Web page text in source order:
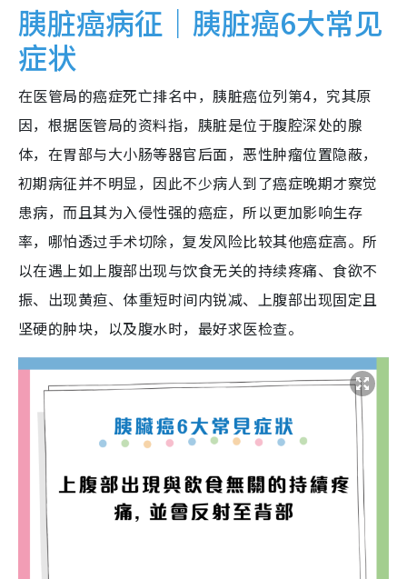
胰脏癌病征｜胰脏癌6大常见
症状
在医管局的癌症死亡排名中，胰脏癌位列第4，究其原
因，根据医管局的资料指，胰脏是位于腹腔深处的腺
体，在胃部与大小肠等器官后面，恶性肿瘤位置隐蔽，
初期病征并不明显，因此不少病人到了癌症晚期才察觉
患病，而且其为入侵性强的癌症，所以更加影响生存
率，哪怕透过手术切除，复发风险比较其他癌症高。所
以在遇上如上腹部出现与饮食无关的持续疼痛、食欲不
振、出现黄疸、体重短时间内锐减、上腹部出现固定且
坚硬的肿块，以及腹水时，最好求医检查。